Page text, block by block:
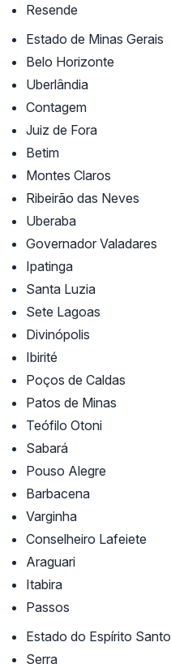
Resende
Estado de Minas Gerais
Belo Horizonte
Uberlândia
Contagem
Juiz de Fora
Betim
Montes Claros
Ribeirão das Neves
Uberaba
Governador Valadares
Ipatinga
Santa Luzia
Sete Lagoas
Divinópolis
Ibirité
Poços de Caldas
Patos de Minas
Teófilo Otoni
Sabará
Pouso Alegre
Barbacena
Varginha
Conselheiro Lafeiete
Araguari
Itabira
Passos
Estado do Espírito Santo
Serra